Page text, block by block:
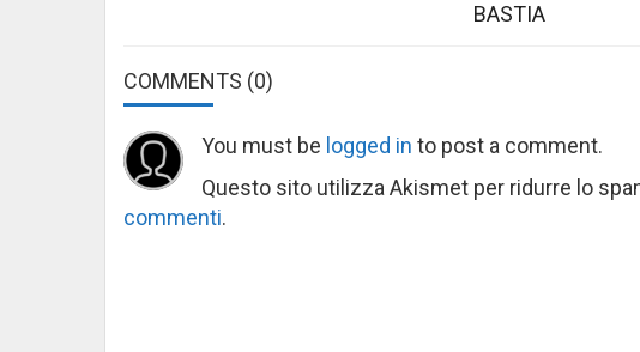
BASTIA
COMMENTS (0)
You must be logged in to post a comment.
Questo sito utilizza Akismet per ridurre lo
commenti.